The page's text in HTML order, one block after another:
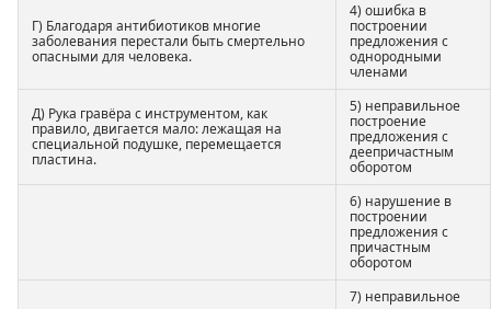
Г) Благодаря антибиотиков многие
заболевания перестали быть смертельно
опасными для человека.
4) ошибка в
построении
предложения с
однородными
членами
Д) Рука гравёра с инструментом, как
правило, двигается мало: лежащая на
специальной подушке, перемещается
пластина.
5) неправильное
построение
предложения с
деепричастным
оборотом
6) нарушение в
построении
предложения с
причастным
оборотом
7) неправильное